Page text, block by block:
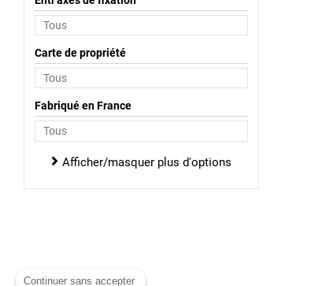
Carte de propriété
Fabriqué en France
Afficher/masquer plus d'options
Continuer sans accepter